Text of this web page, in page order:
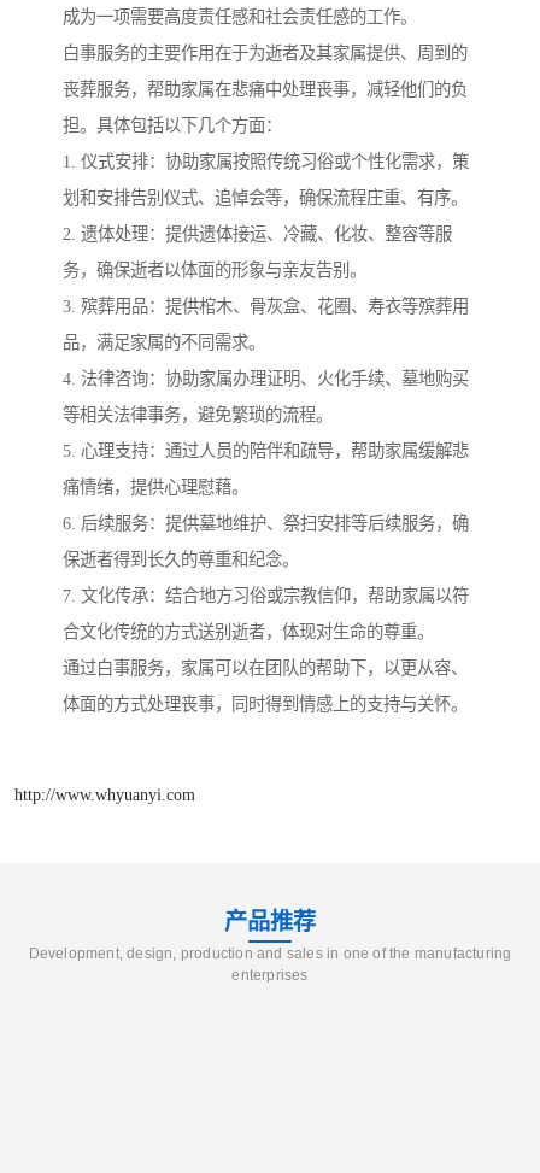
成为一项需要高度责任感和社会责任感的工作。
白事服务的主要作用在于为逝者及其家属提供、周到的
丧葬服务，帮助家属在悲痛中处理丧事，减轻他们的负
担。具体包括以下几个方面：
1. 仪式安排：协助家属按照传统习俗或个性化需求，策
划和安排告别仪式、追悼会等，确保流程庄重、有序。
2. 遗体处理：提供遗体接运、冷藏、化妆、整容等服
务，确保逝者以体面的形象与亲友告别。
3. 殡葬用品：提供棺木、骨灰盒、花圈、寿衣等殡葬用
品，满足家属的不同需求。
4. 法律咨询：协助家属办理证明、火化手续、墓地购买
等相关法律事务，避免繁琐的流程。
5. 心理支持：通过人员的陪伴和疏导，帮助家属缓解悲
痛情绪，提供心理慰藉。
6. 后续服务：提供墓地维护、祭扫安排等后续服务，确
保逝者得到长久的尊重和纪念。
7. 文化传承：结合地方习俗或宗教信仰，帮助家属以符
合文化传统的方式送别逝者，体现对生命的尊重。
通过白事服务，家属可以在团队的帮助下，以更从容、
体面的方式处理丧事，同时得到情感上的支持与关怀。
http://www.whyuanyi.com
产品推荐
Development, design, production and sales in one of the manufacturing
enterprises